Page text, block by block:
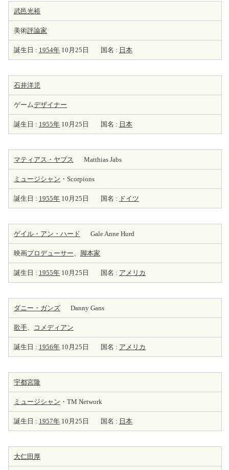
武邑光裕
美術評論家
誕生日 : 1954年 10月25日 国名 : 日本
石井洋児
ゲームデザイナー
誕生日 : 1955年 10月25日 国名 : 日本
マティアス・ヤブス Matthias Jabs
ミュージシャン ・Scorpions
誕生日 : 1955年 10月25日 国名 : ドイツ
ゲイル・アン・ハード Gale Anne Hurd
映画プロデューサー、 脚本家
誕生日 : 1955年 10月25日 国名 : アメリカ
ダニー・ガンズ Danny Gans
歌手、 コメディアン
誕生日 : 1956年 10月25日 国名 : アメリカ
宇都宮隆
ミュージシャン ・TM Network
誕生日 : 1957年 10月25日 国名 : 日本
大仁田厚